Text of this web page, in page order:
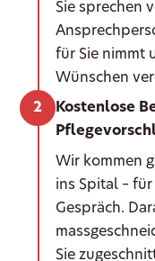
Sie sprechen
für Sie nimmt
Wünschen
Kostenlose
Wir kommen
ins Spital –
Gespräch.
Sie